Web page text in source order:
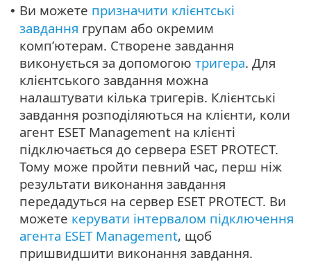
• Ви можете призначити клієнтські
завдання групам або окремим
комп’ютерам. Створене завдання
виконується за допомогою тригера. Для
клієнтського завдання можна
налаштувати кілька тригерів. Клієнтські
завдання розподіляються на клієнти, коли
агент ESET Management на клієнті
підключається до сервера ESET PROTECT.
Тому може пройти певний час, перш ніж
результати виконання завдання
передадуться на сервер ESET PROTECT. Ви
можете керувати інтервалом підключення
агента ESET Management, щоб
пришвидшити виконання завдання.